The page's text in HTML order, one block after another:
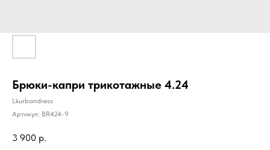
Брюки-капри трикотажные 4.24
Lkurbandress
Артикул: BR424-9
3 900 р.